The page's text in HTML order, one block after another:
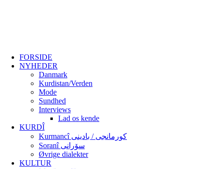
FORSIDE
NYHEDER
Danmark
Kurdistan/Verden
Mode
Sundhed
Interviews
Lad os kende
KURDÎ
Kurmancî کورمانجی / بادینی
Soranî سۆرانی
Øvrige dialekter
KULTUR